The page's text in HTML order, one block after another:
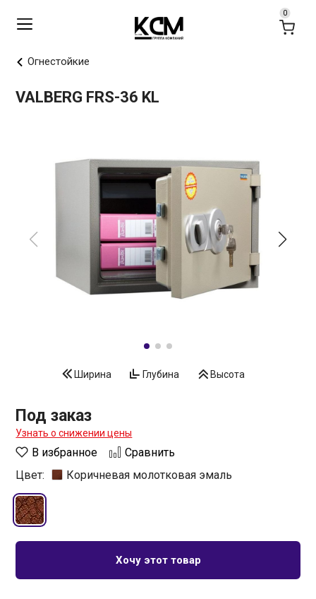
Огнестойкие
VALBERG FRS-36 KL
Ширина Глубина Высота
Под заказ
Узнать о снижении цены
В избранное
Сравнить
Цвет:
Коричневая молотковая эмаль
Хочу этот товар